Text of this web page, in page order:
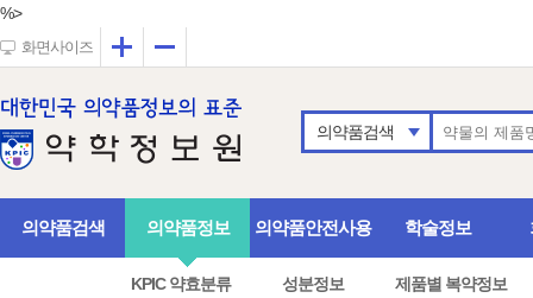
%>
화면사이즈 확대
의약품검색
의약품검색 의약품정보
KPIC 약효분류 성분정보 제품별 복약정보
의약품안전사용 학술정보